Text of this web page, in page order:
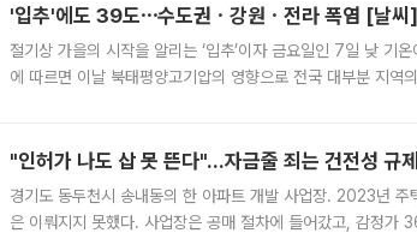
'입추'에도 39도⋯수도권ㆍ강원ㆍ전라 폭염 [날씨]
절기상 가을의 시작을 알리는 ‘입추’이자 금요일인 7일 낮 기
에 따르면 이날 북태평양고기압의 영향으로 전국 대부분 지
"인허가 나도 삽 못 뜬다"…자금줄 죄는 건전성
경기도 동두천시 송내동의 한 아파트 개발 사업장. 2023년 주
은 이뤄지지 못했다. 사업장은 공매 절차에 들어갔고, 감정